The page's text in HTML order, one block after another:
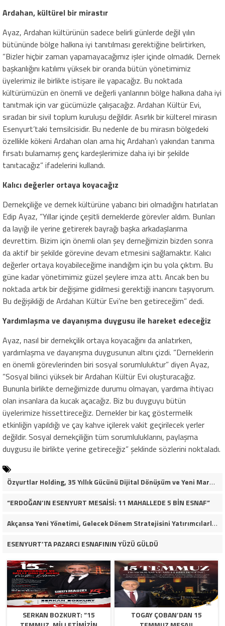
Ardahan, kültürel bir mirastır
Ayaz, Ardahan kültürünün sadece belirli günlerde değil yılın
bütününde bölge halkına iyi tanıtılması gerektiğine belirtirken,
”Bizler hiçbir zaman yapamayacağımız işler içinde olmadık. Dernek
başkanlığını katılımı yüksek bir oranda bütün yönetimimiz
üyelerimiz ile birlikte istişare ile yapacağız. Bu noktada
kültürümüzün en önemli ve değerli yanlarının bölge halkına daha iyi
tanıtmak için var gücümüzle çalışacağız. Ardahan Kültür Evi,
sıradan bir sivil toplum kuruluşu değildir. Asırlık bir külterel mirasın
Esenyurt’taki temsilcisidir. Bu nedenle de bu mirasın bölgedeki
özellikle kökeni Ardahan olan ama hiç Ardahan’ı yakından tanıma
fırsatı bulamamış genç kardeşlerimize daha iyi bir şekilde
tanıtacağız” ifadelerini kullandı.
Kalıcı değerler ortaya koyacağız
Dernekçiliğe ve dernek kültürüne yabancı biri olmadığını hatırlatan
Edip Ayaz, ”Yıllar içinde çeşitli derneklerde görevler aldım. Bunları
da layığı ile yerine getirerek bayrağı başka arkadaşlarıma
devrettim. Bizim için önemli olan şey derneğimizin bizden sonra
da aktif bir şekilde görevine devam etmesini sağlamaktır. Kalıcı
değerler ortaya koyabileceğime inandığım için bu yola çıktım. Bu
güne kadar yönetimimiz güzel şeylere imza attı. Ancak ben bu
noktada artık bir değişime gidilmesi gerektiği inancını taşıyorum.
Bu değişikliği de Ardahan Kültür Evi’ne ben getireceğim” dedi.
Yardımlaşma ve dayanışma duygusu ile hareket edeceğiz
Ayaz, nasıl bir dernekçilik ortaya koyacağını da anlatırken,
yardımlaşma ve dayanışma duygusunun altını çizdi. ”Derneklerin
en önemli görevlerinden biri sosyal sorumluluktur” diyen Ayaz,
”Sosyal bilinci yüksek bir Ardahan Kültür Evi oluşturacağız.
Bununla birlikte derneğimizde durumu olmayan, yardıma ihtiyacı
olan insanlara da kucak açacağız. Biz bu duyguyu bütün
üyelerimize hissettireceğiz. Dernekler bir kaç göstermelik
etkinliğin yapıldığı ve çay kahve içilerek vakit geçirilecek yerler
değildir. Sosyal dernekçiliğin tüm sorumluluklarını, paylaşma
duygusu ile birlikte yerine getireceğiz” şeklinde sözlerini noktaladı.
Özyurtlar Holding, 35 Yıllık Gücünü Dijital Dönüşüm ve Yeni Marka Stratejisiyle Geleceğe Taşıyor
“ERDOĞAN’IN ESENYURT MESAİSİ: 11 MAHALLEDE 5 BİN ESNAF”
Akçansa Yeni Yönetimi, Gelecek Dönem Stratejisini Yatırımcılarla Paylaştı
ESENYURT’TA PAZARCI ESNAFININ YÜZÜ GÜLDÜ
SERKAN BOZKURT: “15
TOGAY ÇOBAN’DAN 15